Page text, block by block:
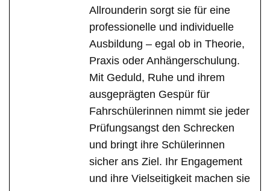
Allrounderin sorgt sie für eine
professionelle und individuelle
Ausbildung – egal ob in Theorie,
Praxis oder Anhängerschulung.
Mit Geduld, Ruhe und ihrem
ausgeprägten Gespür für
Fahrschülerinnen nimmt sie jeder
Prüfungsangst den Schrecken
und bringt ihre Schülerinnen
sicher ans Ziel. Ihr Engagement
und ihre Vielseitigkeit machen sie